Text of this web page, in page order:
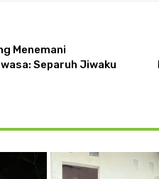
Menemani
Separuh Jiwaku